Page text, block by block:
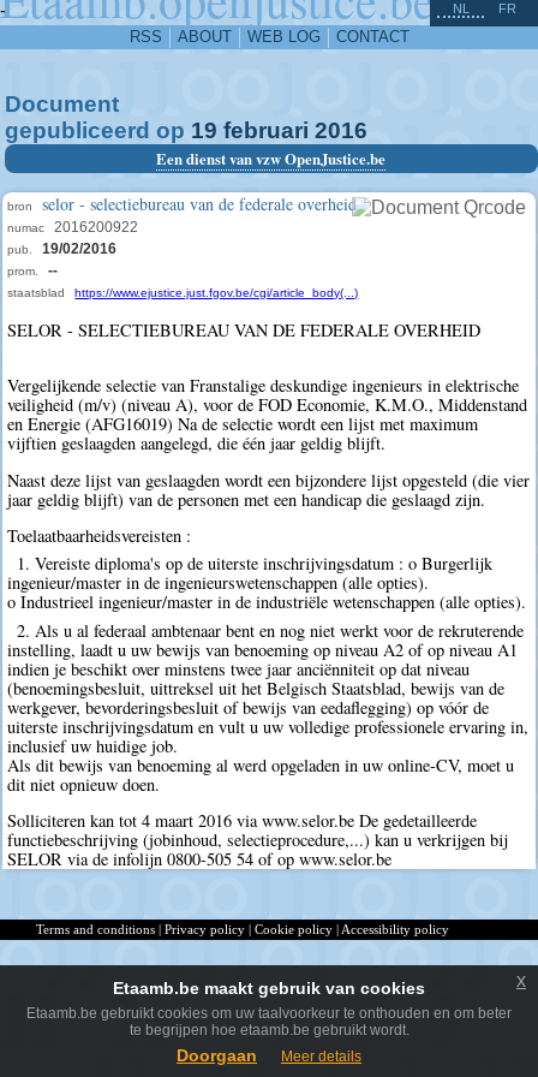
-
RSS ABOUT WEB LOG CONTACT
NL FR
Document
gepubliceerd op 19 februari 2016
Een dienst van vzw OpenJustice.be
bron selor - selectiebureau van de federale overheid
numac 2016200922
pub. 19/02/2016
prom. --
staatsblad https://www.ejustice.just.fgov.be/cgi/article_body(...)
SELOR - SELECTIEBUREAU VAN DE FEDERALE OVERHEID
Vergelijkende selectie van Franstalige deskundige ingenieurs in elektrische
veiligheid (m/v) (niveau A), voor de FOD Economie, K.M.O., Middenstand
en Energie (AFG16019) Na de selectie wordt een lijst met maximum
vijftien geslaagden aangelegd, die één jaar geldig blijft.
Naast deze lijst van geslaagden wordt een bijzondere lijst opgesteld (die vier
jaar geldig blijft) van de personen met een handicap die geslaagd zijn.
Toelaatbaarheidsvereisten :
1. Vereiste diploma's op de uiterste inschrijvingsdatum : o Burgerlijk
ingenieur/master in de ingenieurswetenschappen (alle opties).
o Industrieel ingenieur/master in de industriële wetenschappen (alle opties).
2. Als u al federaal ambtenaar bent en nog niet werkt voor de rekruterende
instelling, laadt u uw bewijs van benoeming op niveau A2 of op niveau A1
indien je beschikt over minstens twee jaar anciënniteit op dat niveau
(benoemingsbesluit, uittreksel uit het Belgisch Staatsblad, bewijs van de
werkgever, bevorderingsbesluit of bewijs van eedaflegging) op vóór de
uiterste inschrijvingsdatum en vult u uw volledige professionele ervaring in,
inclusief uw huidige job.
Als dit bewijs van benoeming al werd opgeladen in uw online-CV, moet u
dit niet opnieuw doen.
Solliciteren kan tot 4 maart 2016 via www.selor.be De gedetailleerde
functiebeschrijving (jobinhoud, selectieprocedure,...) kan u verkrijgen bij
SELOR via de infolijn 0800-505 54 of op www.selor.be
^
Terms and conditions Privacy policy Cookie policy Accessibility policy
Etaamb.be maakt gebruik van cookies
Etaamb.be gebruikt cookies om uw taalvoorkeur te onthouden en om beter
te begrijpen hoe etaamb.be gebruikt wordt.
Doorgaan Meer details
x